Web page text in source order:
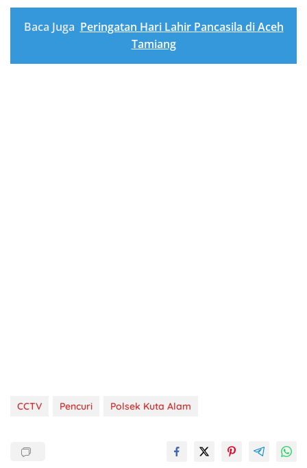
Baca Juga Peringatan Hari Lahir Pancasila di Aceh
Tamiang
CCTV Pencuri Polsek Kuta Alam